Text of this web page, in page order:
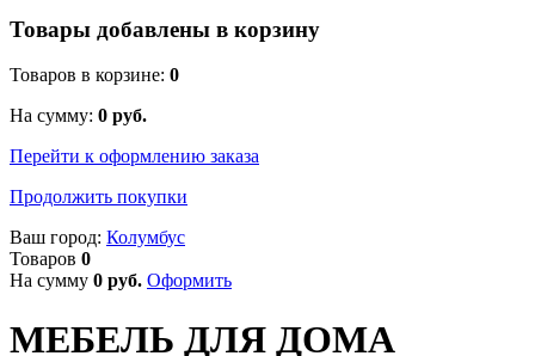
Товары добавлены в корзину
Товаров в корзине: 0
На сумму: 0 руб.
Перейти к оформлению заказа
Продолжить покупки
Ваш город: Колумбус
Товаров 0
На сумму 0 руб. Оформить
МЕБЕЛЬ ДЛЯ ДОМА